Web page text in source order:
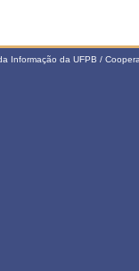
Informação da UFPB /